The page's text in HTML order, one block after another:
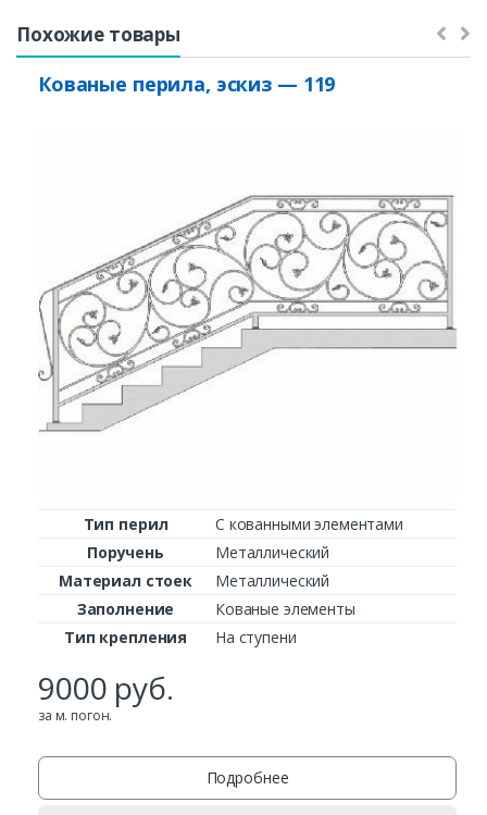
Ваш телефон*
Комментарий к заказу
Похожие товары
Кованые перила, эскиз — 119
Тип перил
С кованными элементами
Поручень
Металлический
Материал стоек
Металлический
Заполнение
Кованые элементы
Тип крепления
На ступени
9000 руб.
за м. погон.
Подробнее